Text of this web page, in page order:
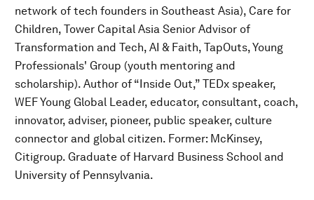
network of tech founders in Southeast Asia), Care for
Children, Tower Capital Asia Senior Advisor of
Transformation and Tech, AI & Faith, TapOuts, Young
Professionals' Group (youth mentoring and
scholarship). Author of “Inside Out,” TEDx speaker,
WEF Young Global Leader, educator, consultant, coach,
innovator, adviser, pioneer, public speaker, culture
connector and global citizen. Former: McKinsey,
Citigroup. Graduate of Harvard Business School and
University of Pennsylvania.